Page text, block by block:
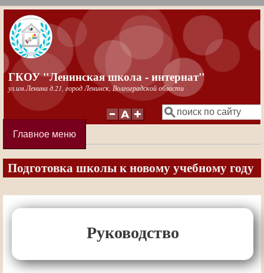
Перейти к основному содержанию
ГКОУ "Ленинская школа - интернат"
ул.им.Ленина д.21, город Ленинск, Волгоградской области
Форма поиска
Поиск
Главное меню
Подготовка школы к новому учебному году
Руководство